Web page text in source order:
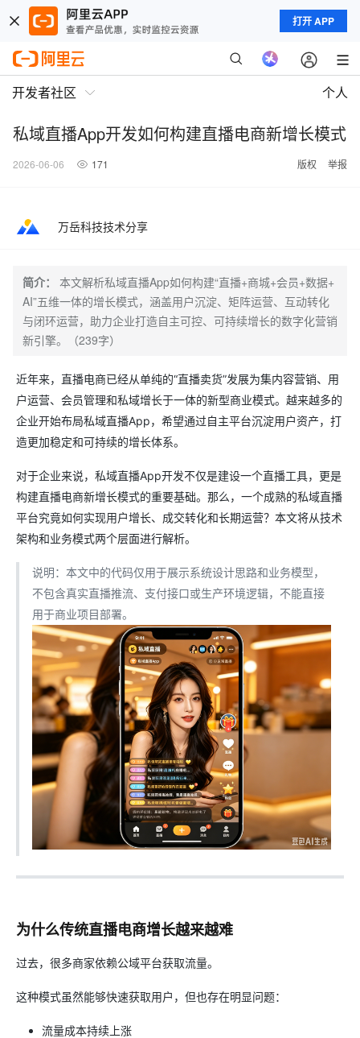
打开 APP
开发者社区 个人
私域直播App开发如何构建直播电商新增长模式
2026-06-06 171 版权 举报
万岳科技技术分享
简介：
本文解析私域直播App如何构建“直播+商城+会员+数据+
AI”五维一体的增长模式，涵盖用户沉淀、矩阵运营、互动转化
与闭环运营，助力企业打造自主可控、可持续增长的数字化营销
新引擎。（239字）
近年来，直播电商已经从单纯的“直播卖货”发展为集内容营销、用
户运营、会员管理和私域增长于一体的新型商业模式。越来越多的
企业开始布局私域直播App，希望通过自主平台沉淀用户资产，打
造更加稳定和可持续的增长体系。
对于企业来说，私域直播App开发不仅是建设一个直播工具，更是
构建直播电商新增长模式的重要基础。那么，一个成熟的私域直播
平台究竟如何实现用户增长、成交转化和长期运营？本文将从技术
架构和业务模式两个层面进行解析。
说明：本文中的代码仅用于展示系统设计思路和业务模型，
不包含真实直播推流、支付接口或生产环境逻辑，不能直接
用于商业项目部署。
为什么传统直播电商增长越来越难
过去，很多商家依赖公域平台获取流量。
这种模式虽然能够快速获取用户，但也存在明显问题：
流量成本持续上涨